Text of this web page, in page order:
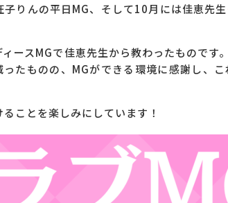
りんの平日MG、そして10月には佳恵先生
ースMGで佳恵先生から教わったものです
たものの、MGができる環境に感謝し、
ことを楽しみにしています！